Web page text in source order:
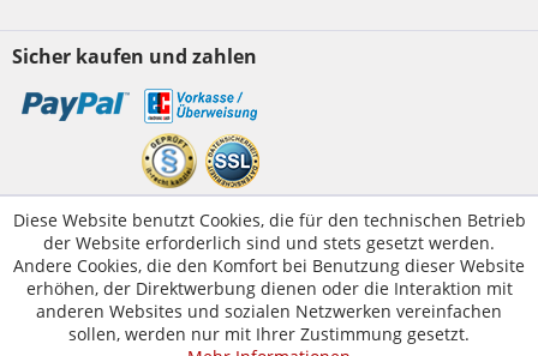
Sicher kaufen und zahlen
Kundenservice
Servicetelefon:05223-1830016
E-Mail:kontakt@tuer-und-zarge.de
Diese Website benutzt Cookies, die für den technischen Betrieb
der Website erforderlich sind und stets gesetzt werden.
Andere Cookies, die den Komfort bei Benutzung dieser Website
erhöhen, der Direktwerbung dienen oder die Interaktion mit
anderen Websites und sozialen Netzwerken vereinfachen
sollen, werden nur mit Ihrer Zustimmung gesetzt.